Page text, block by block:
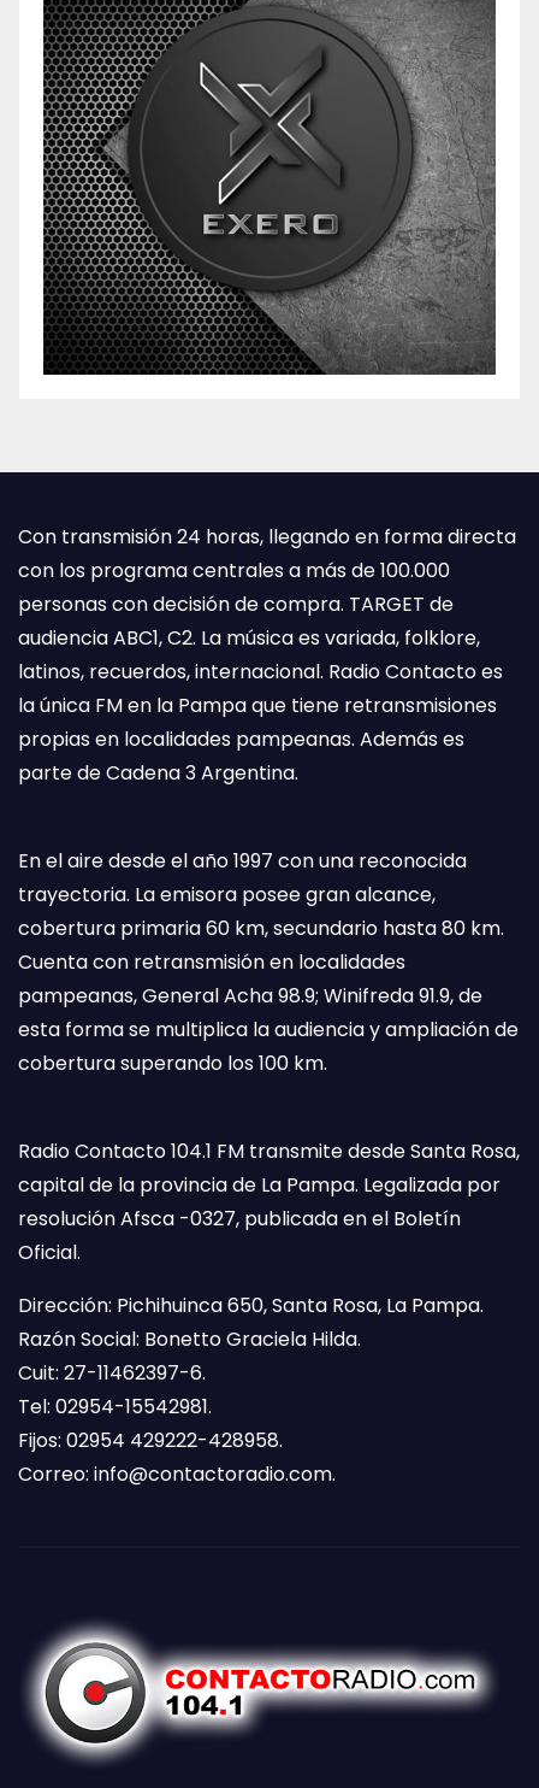
Con transmisión 24 horas, llegando en forma directa
con los programa centrales a más de 100.000
personas con decisión de compra. TARGET de
audiencia ABC1, C2. La música es variada, folklore,
latinos, recuerdos, internacional. Radio Contacto es
la única FM en la Pampa que tiene retransmisiones
propias en localidades pampeanas. Además es
parte de Cadena 3 Argentina.
En el aire desde el año 1997 con una reconocida
trayectoria. La emisora posee gran alcance,
cobertura primaria 60 km, secundario hasta 80 km.
Cuenta con retransmisión en localidades
pampeanas, General Acha 98.9; Winifreda 91.9, de
esta forma se multiplica la audiencia y ampliación de
cobertura superando los 100 km.
Radio Contacto 104.1 FM transmite desde Santa Rosa,
capital de la provincia de La Pampa. Legalizada por
resolución Afsca -0327, publicada en el Boletín
Oficial.
Dirección: Pichihuinca 650, Santa Rosa, La Pampa.
Razón Social: Bonetto Graciela Hilda.
Cuit: 27-11462397-6.
Tel: 02954-15542981.
Fijos: 02954 429222-428958.
Correo: info@contactoradio.com.